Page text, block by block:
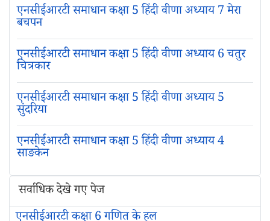
एनसीईआरटी समाधान कक्षा 5 हिंदी वीणा अध्याय 7 मेरा
बचपन
एनसीईआरटी समाधान कक्षा 5 हिंदी वीणा अध्याय 6 चतुर
चित्रकार
एनसीईआरटी समाधान कक्षा 5 हिंदी वीणा अध्याय 5
सुंदरिया
एनसीईआरटी समाधान कक्षा 5 हिंदी वीणा अध्याय 4
साङकेन
सर्वाधिक देखे गए पेज